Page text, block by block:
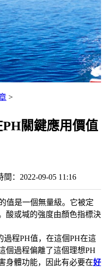
>
關鍵應用價值
間：2022-09-05 11:16
是一個無量級。它被定
酸或堿的強度由顏色指標決
程PH值，在這個PH在這
個過程偏離了這個理想PH
身體功能，因此有必要在好